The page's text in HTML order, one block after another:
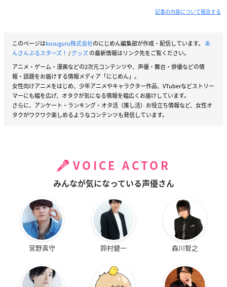
記事の内容について報告する
このページはkusuguru株式会社のにじめん編集部が作成・配信しています。 あ
んさんぶるスターズ！ /グッズの最新情報はリンク先をご覧ください。
アニメ・ゲーム・漫画などの2次元コンテンツや、声優・舞台・俳優などの情
報・話題をお届けする情報メディア「にじめん」。
女性向けアニメをはじめ、少年アニメやキャラクター作品、VTuberなどストリー
マーにも幅を広げ、オタクが気になる情報を幅広くお届けしています。
さらに、アンケート・ランキング・オタ活（推し活）お役立ち情報など、女性オ
タクがワクワク楽しめるようなコンテンツも発信しています。
VOICE ACTOR
みんなが気になっている声優さん
宮野真守 鈴村健一 森川智之